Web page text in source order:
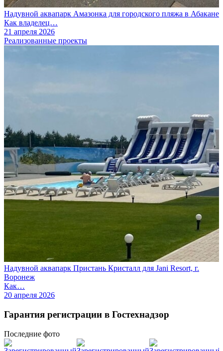
Надувной аквапарк Амазонка для городского пляжа в Абакане
Как владелец…
21 апреля 2026
Реализованные проекты
Надувной аквапарк Пристань Кристалл для Jani Resort, г.
Воронеж
Как…
20 апреля 2026
Гарантия регистрации в Гостехнадзор
Последние фото